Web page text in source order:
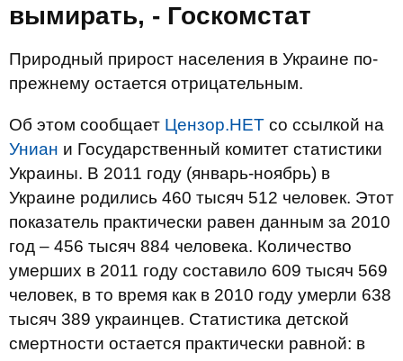
вымирать, - Госкомстат
Природный прирост населения в Украине по-
прежнему остается отрицательным.
Об этом сообщает Цензор.НЕТ со ссылкой на
Униан и Государственный комитет статистики
Украины. В 2011 году (январь-ноябрь) в
Украине родились 460 тысяч 512 человек. Этот
показатель практически равен данным за 2010
год – 456 тысяч 884 человека. Количество
умерших в 2011 году составило 609 тысяч 569
человек, в то время как в 2010 году умерли 638
тысяч 389 украинцев. Статистика детской
смертности остается практически равной: в